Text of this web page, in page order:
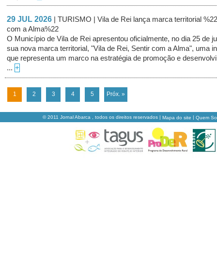
29 JUL 2026
| TURISMO | Vila de Rei lança marca territorial
com a Alma%22
O Município de Vila de Rei apresentou oficialmente, no dia 25 de
sua nova marca territorial, "Vila de Rei, Sentir com a Alma", uma
que representa um marco na estratégia de promoção e
... +
1 2 3 4 5 Próx. »
© 2011 Jornal Abarca , todos os direitos reservados | Mapa do site | Quem